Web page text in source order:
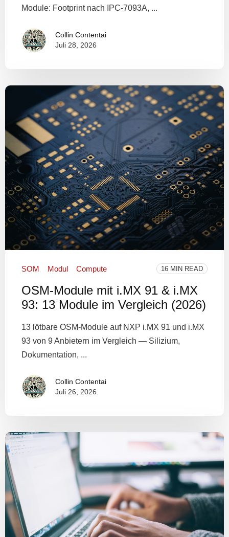
Module: Footprint nach IPC-7093A, ...
Collin Contentai
Juli 28, 2026
SOM Modul Compute 16 MIN READ
OSM-Module mit i.MX 91 & i.MX
93: 13 Module im Vergleich (2026)
13 lötbare OSM-Module auf NXP i.MX 91 und i.MX
93 von 9 Anbietern im Vergleich — Silizium,
Dokumentation, ...
Collin Contentai
Juli 26, 2026